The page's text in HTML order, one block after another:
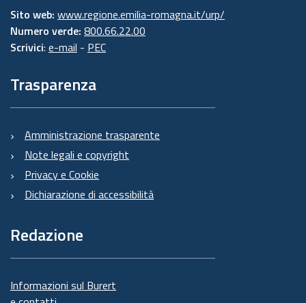
Sito web: www.regione.emilia-romagna.it/urp/
Numero verde: 800.66.22.00
Scrivici: e-mail - PEC
Trasparenza
Amministrazione trasparente
Note legali e copyright
Privacy e Cookie
Dichiarazione di accessibilità
Redazione
Informazioni sul Burert